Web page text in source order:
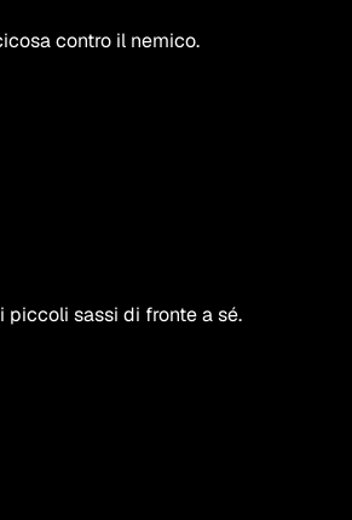
contro il nemico.
piccoli sassi di fronte a sé.